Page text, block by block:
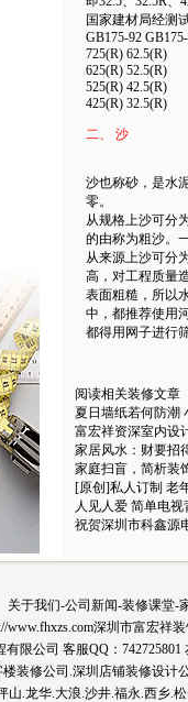
国家建材局经测
GB175-92
725(R) 62.5(R)
625(R) 52.5(R)
525(R) 42.5(R)
425(R) 32.5(R)
二、 沙
沙也称砂，是水
零。
从规格上沙可分
的由称为粗沙。
从来源上沙可分
高，对工程质量
表面粗糙，所以
中，都推荐使用
都得用网子进行
阅读相关装修文章
夏日墙纸若何防潮
富宏祥资深室内设
家居风水：财要招
家庭扫盲，简析装
[原创]私人订制 老
人见人爱 简单电
祝贺深圳市科鑫源
关于我们-公司新闻-装修课堂-
www.fhxzs.com深圳市富宏祥
限公司 客服QQ：742725801
装修公司.深圳店铺装修设
山.龙华.大浪.沙井.福永.西乡.